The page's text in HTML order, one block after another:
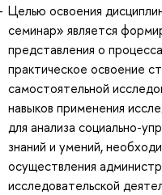
Целью освоения
семинар» является
представления о
практическое освоение
самостоятельной
навыков применения
для анализа социально-
знаний и умений,
осуществления
исследовательской